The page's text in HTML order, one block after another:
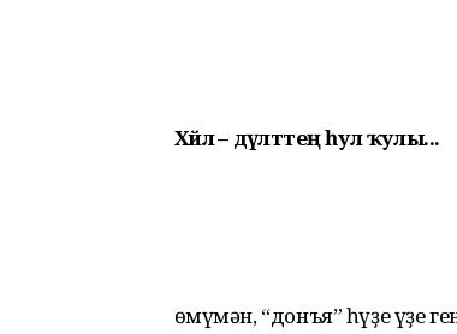
Хәйлә – дәүләттең һул ҡулы...
Ғөмүмән, “донъя” һүҙе үҙе